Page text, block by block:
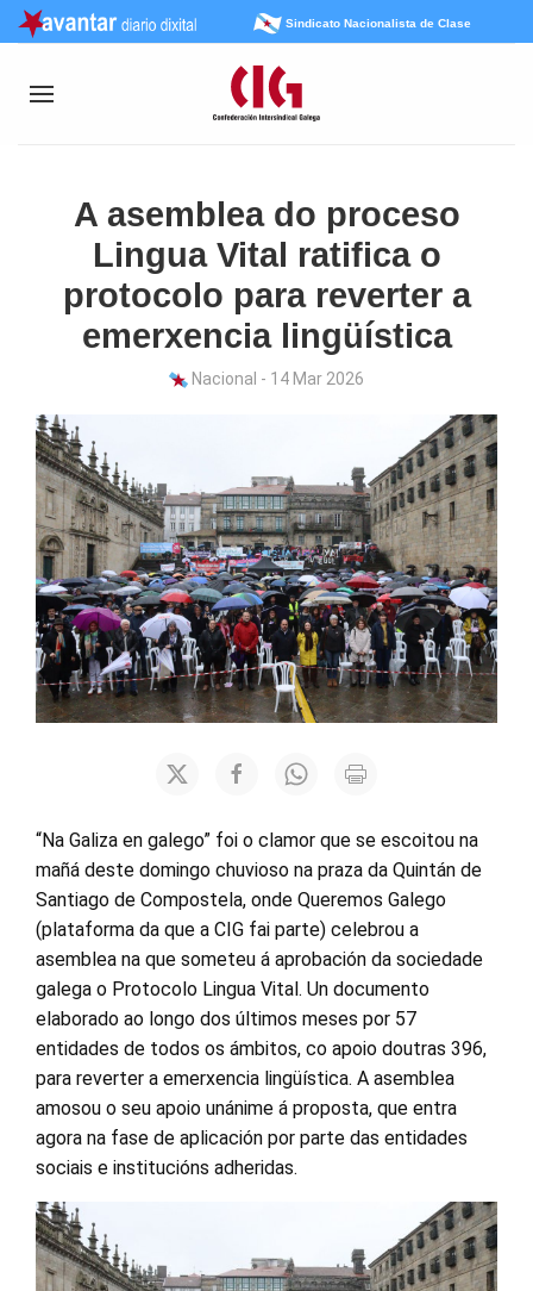
Sindicato Nacionalista de Clase
A asemblea do proceso
Lingua Vital ratifica o
protocolo para reverter a
emerxencia lingüística
Nacional - 14 Mar 2026
“Na Galiza en galego” foi o clamor que se escoitou na
mañá deste domingo chuvioso na praza da Quintán de
Santiago de Compostela, onde Queremos Galego
(plataforma da que a CIG fai parte) celebrou a
asemblea na que someteu á aprobación da sociedade
galega o Protocolo Lingua Vital. Un documento
elaborado ao longo dos últimos meses por 57
entidades de todos os ámbitos, co apoio doutras 396,
para reverter a emerxencia lingüística. A asemblea
amosou o seu apoio unánime á proposta, que entra
agora na fase de aplicación por parte das entidades
sociais e institucións adheridas.